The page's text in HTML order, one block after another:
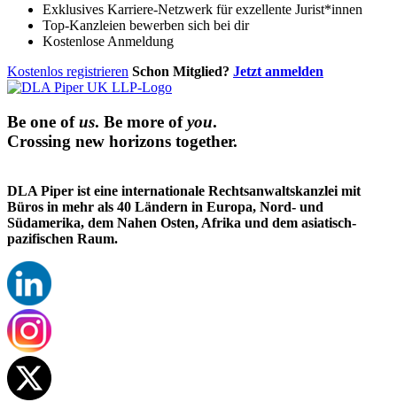
Exklusives Karriere-Netzwerk für exzellente Jurist*innen
Top-Kanzleien bewerben sich bei dir
Kostenlose Anmeldung
Kostenlos registrieren Schon Mitglied? Jetzt anmelden
Be one ofus. Be more ofyou.
Crossing new horizons together.
DLA Piper ist eine internationale Rechtsanwaltskanzlei mit
Büros in mehr als 40 Ländern in Europa, Nord- und
Südamerika, dem Nahen Osten, Afrika und dem asiatisch-
pazifischen Raum.